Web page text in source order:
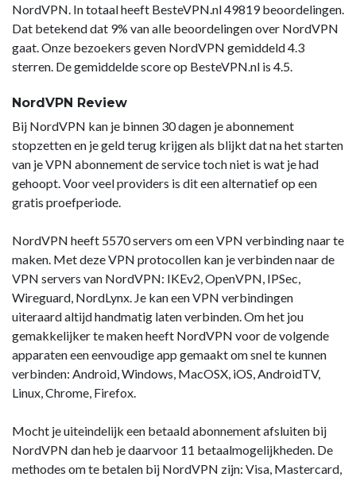
NordVPN. In totaal heeft BesteVPN.nl 49819 beoordelingen.
Dat betekend dat 9% van alle beoordelingen over NordVPN
gaat. Onze bezoekers geven NordVPN gemiddeld 4.3
sterren. De gemiddelde score op BesteVPN.nl is 4.5.
NordVPN Review
Bij NordVPN kan je binnen 30 dagen je abonnement
stopzetten en je geld terug krijgen als blijkt dat na het starten
van je VPN abonnement de service toch niet is wat je had
gehoopt. Voor veel providers is dit een alternatief op een
gratis proefperiode.
NordVPN heeft 5570 servers om een VPN verbinding naar te
maken. Met deze VPN protocollen kan je verbinden naar de
VPN servers van NordVPN: IKEv2, OpenVPN, IPSec,
Wireguard, NordLynx. Je kan een VPN verbindingen
uiteraard altijd handmatig laten verbinden. Om het jou
gemakkelijker te maken heeft NordVPN voor de volgende
apparaten een eenvoudige app gemaakt om snel te kunnen
verbinden: Android, Windows, MacOSX, iOS, AndroidTV,
Linux, Chrome, Firefox.
Mocht je uiteindelijk een betaald abonnement afsluiten bij
NordVPN dan heb je daarvoor 11 betaalmogelijkheden. De
methodes om te betalen bij NordVPN zijn: Visa, Mastercard,